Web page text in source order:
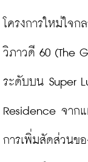
โครงการใหม่ใจ
วิภาวดี 60 (The
ระดับบน Super
Residence จาก
การเพิ่มสัดส่วนข